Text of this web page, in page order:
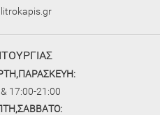
17:00-21:00